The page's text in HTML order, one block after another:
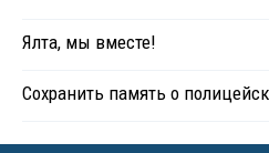
Ялта, мы вместе!
Сохранить память о